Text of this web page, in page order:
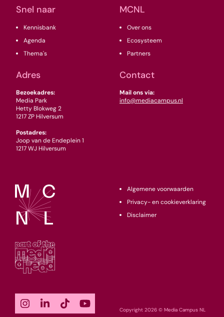
Snel naar
Kennisbank
Agenda
Thema's
MCNL
Over ons
Ecosysteem
Partners
Adres
Bezoekadres:
Media Park
Hetty Blokweg 2
1217 ZP Hilversum
Postadres:
Joop van de Endeplein 1
1217 WJ Hilversum
Contact
Mail ons via:
info@mediacampus.nl
Copyright 2026 © Media Campus NL
Algemene voorwaarden
Privacy- en cookieverklaring
Disclaimer